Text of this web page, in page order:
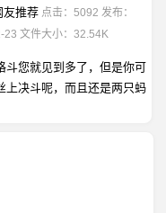
友推荐 点击：5092 发布：
23 文件大小：32.54K
斗您就见到多了，但是你可
上决斗呢，而且还是两只蚂